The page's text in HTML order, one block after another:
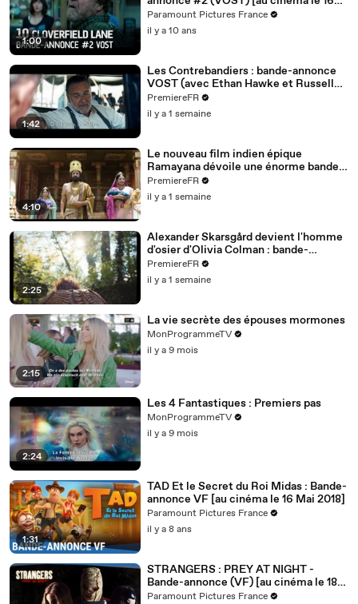
1:00
mars 2016]
Paramount Pictures France
il y a 10 ans
1:42
Les Contrebandiers : bande-annonce
VOST (avec Ethan Hawke et Russell
Crowe)
PremiereFR
il y a 1 semaine
4:10
Le nouveau film indien épique
Ramayana dévoile une énorme bande-
annonce (VOST)
PremiereFR
il y a 1 semaine
2:25
Alexander Skarsgård devient l'homme
d'osier d'Olivia Colman : bande-
annonce de Wicker (VO)
PremiereFR
il y a 1 semaine
2:15
La vie secrète des épouses mormones
MonProgrammeTV
il y a 9 mois
2:24
Les 4 Fantastiques : Premiers pas
MonProgrammeTV
il y a 9 mois
1:31
TAD Et le Secret du Roi Midas : Bande-
annonce VF [au cinéma le 16 Mai 2018]
Paramount Pictures France
il y a 8 ans
STRANGERS : PREY AT NIGHT -
Bande-annonce (VF) [au cinéma le 18
avril 2018]
Paramount Pictures France